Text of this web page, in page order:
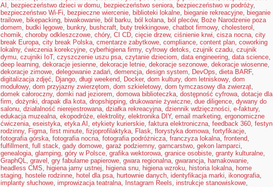
AI , bezpieczeństwo dzieci w domu, bezpieczeństwo seniora, bezpieczeństwo w podróży,
bezpieczeństwo Wi-Fi, bezpieczne wiercenie, biblioteki lokalne, bieganie rekreacyjne, bieganie
trailowe, bikepacking, biwakowanie, ból barku, ból kolana, ból pleców, Boże Narodzenie poza
domem, budki lęgowe, bunkry, bushcraft, buty trekkingowe, chatbot firmowy, cholesterol ,
chomik, choroby odkleszczowe, chóry, CI CD, cięcie drzew, ciśnienie krwi, cisza nocna, city
break Europa, city break Polska, cmentarze zabytkowe, compliance, content plan, coworking
lokalny, ćwiczenia korekcyjne, cyberhigiena firmy, cyfrowy detoks, czujnik czadu, czujnik
dymu, czujniki IoT, czyszczenie uszu psa, czytanie dzieciom, data engineering, data science,
deep learning, dekoracje jesienne, dekoracje letnie, dekoracje sezonowe, dekoracje wiosenne,
dekoracje zimowe, delegowanie zadań, demencja, design system, DevOps, dieta BARF,
digitalizacja zdjęć, Django, długi weekend, Docker, dom kultury, dom letniskowy, dom
modułowy, dom przyjazny zwierzętom, dom szkieletowy, dom tymczasowy dla zwierząt,
domek całoroczny, domki nad jeziorem, domowa biblioteczka, dostępność cyfrowa, dotacje dla
firm, dożynki, drapak dla kota, dropshipping, drukowanie żywiczne, due diligence, dywany do
salonu, działalność nierejestrowana, działka rekreacyjna, dziennik wdzięczności, e-faktury,
edukacja muzealna, ekopodróże, elektrolity, elektronika DIY, email marketing, ergonomiczne
ćwiczenia, eseistyka, etyka AI , etykiety kurierskie, faktura elektroniczna, feedback 360, festyn
rodzinny, Figma, first minute, fizjoprofilaktyka, Flask, florystyka domowa, fortyfikacje,
fotografia górska, fotografia nocna, fotografia podróżnicza, franczyza lokalna, frontend,
fulfillment, full stack, gady domowe, garaż podziemny, garncarstwo, gekon lamparci,
genealogia, glamping, góry w Polsce, grafika wektorowa, granice osobiste, granty kulturalne,
GraphQL, gravel , gry fabularne papierowe, gwara regionalna, gwarancja, hamakowanie,
headless CMS, higiena jamy ustnej, higiena snu, higiena wzroku, historia lokalna, home
staging, hostele rodzinne, hotel dla psa, hurtownie danych, identyfikacja marki, ikonografia,
implanty słuchowe, improwizacja teatralna, Instagram Reels, instrukcje stanowiskowe,